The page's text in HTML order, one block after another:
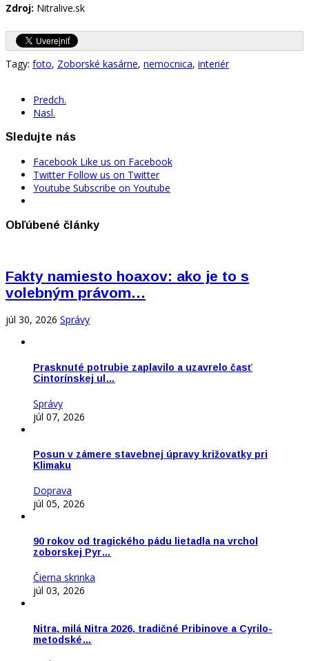
Zdroj: Nitralive.sk
Tagy: foto, Zoborské kasárne, nemocnica, interiér
Predch.
Nasl.
Sledujte nás
Facebook Like us on Facebook
Twitter Follow us on Twitter
Youtube Subscribe on Youtube
Obľúbené články
Fakty namiesto hoaxov: ako je to s
volebným právom…
júl 30, 2026 Správy
Prasknuté potrubie zaplavilo a uzavrelo časť
Cintorínskej ul…
Správy
júl 07, 2026
Posun v zámere stavebnej úpravy križovatky pri
Klimaku
Doprava
júl 05, 2026
90 rokov od tragického pádu lietadla na vrchol
zoborskej Pyr…
Čierna skrinka
júl 03, 2026
Nitra, milá Nitra 2026, tradičné Pribinove a Cyrilo-
metodské…